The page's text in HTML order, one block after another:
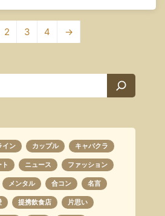
2 3 4 →
イン カップル キャバクラ
ニュース ファッション
メンタル 合コン 名言
提携飲食店 片思い